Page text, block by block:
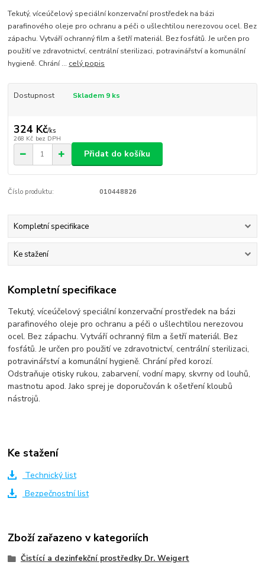
Tekutý, víceúčelový speciální konzervační prostředek na bázi
parafinového oleje pro ochranu a péči o ušlechtilou nerezovou ocel. Bez
zápachu. Vytváří ochranný film a šetří materiál. Bez fosfátů. Je určen pro
použití ve zdravotnictví, centrální sterilizaci, potravinářství a komunální
hygieně. Chrání ... celý popis
Dostupnost Skladem 9 ks
324 Kč/ks
268 Kč bez DPH
Přidat do košíku
Číslo produktu: 010448826
Kompletní specifikace
Ke stažení
Kompletní specifikace
Tekutý, víceúčelový speciální konzervační prostředek na bázi
parafinového oleje pro ochranu a péči o ušlechtilou nerezovou
ocel. Bez zápachu. Vytváří ochranný film a šetří materiál. Bez
fosfátů. Je určen pro použití ve zdravotnictví, centrální sterilizaci,
potravinářství a komunální hygieně. Chrání před korozí.
Odstraňuje otisky rukou, zabarvení, vodní mapy, skvrny od louhů,
mastnotu apod. Jako sprej je doporučován k ošetření kloubů
nástrojů.
Ke stažení
Technický list
Bezpečnostní list
Zboží zařazeno v kategoriích
Čistící a dezinfekční prostředky Dr. Weigert